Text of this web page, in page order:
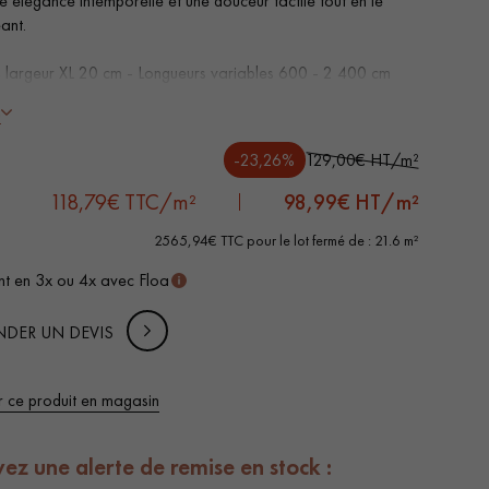
votre parquet.
largeur XL 20 cm - Longueurs variables 600 - 2 400 cm
des 4 côtés
Sélection - rendu homogène, rares nœuds < 10 mm et
d'usure de 4 mm, équivalente à un parquet massif
Lot - Quantité indivisible, vendu dans sa globalité /
de suite.
-23,26% 129,00€ HT/m²
118,79€ TTC/m² 98,99€ HT/m²
2565,94€ TTC pour le lot fermé de : 21.6 m²
en 3x ou 4x avec Floa
UN DEVIS
ce produit en magasin
une alerte de remise en stock :